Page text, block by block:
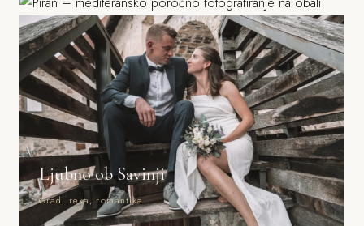
Ljubno ob Savinji
Grad, reka, romantika